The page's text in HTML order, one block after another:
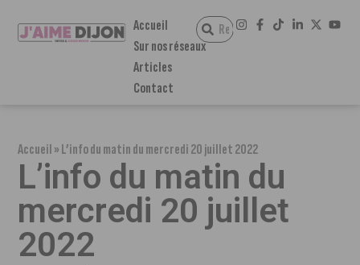
Accueil
Sur nos réseaux
Articles
Contact
Accueil»L’info du matin du mercredi 20 juillet 2022
L’info du matin du
mercredi 20 juillet
2022